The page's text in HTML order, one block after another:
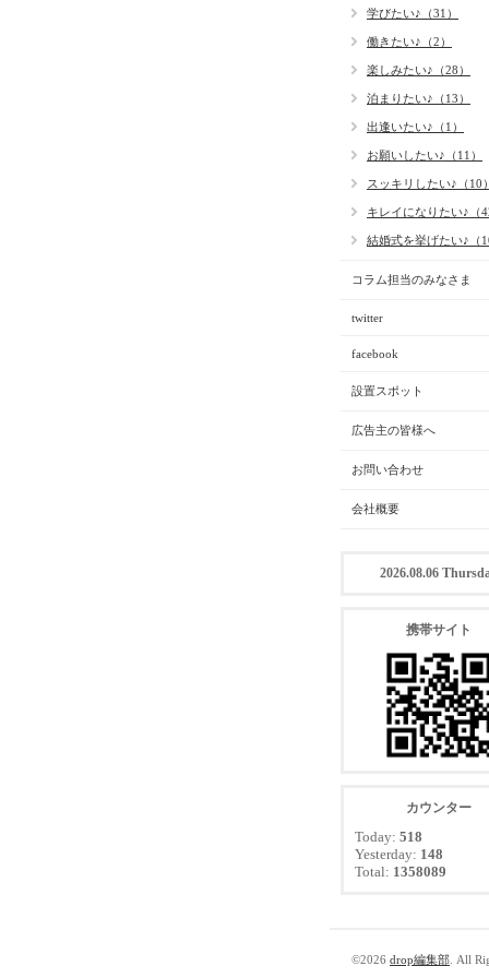
学びたい♪（31）
働きたい♪（2）
楽しみたい♪（28）
泊まりたい♪（13）
出逢いたい♪（1）
お願いしたい♪（11）
スッキリしたい♪（10）
キレイになりたい♪（
結婚式を挙げたい♪（
コラム担当のみなさま
twitter
facebook
設置スポット
広告主の皆様へ
お問い合わせ
会社概要
2026.08.06
携帯サイト
カウンター
Today: 518
Yesterday: 148
Total: 1358089
©2026 drop編集部 . All